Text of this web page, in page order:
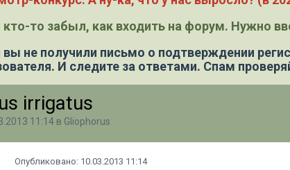
то забыл, как входить на форум. Нужно
не получили письмо о подтверждении
И следите за ответами. Спам
irrigatus
11:14 в Gliophorus
Опубликовано: 10.03.2013 11:14